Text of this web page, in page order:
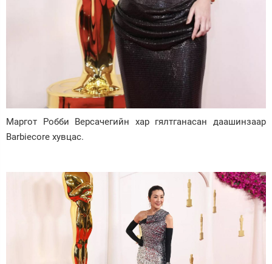
Маргот Робби Версачегийн хар гялтганасан даашинзаар
Barbiecore хувцас.